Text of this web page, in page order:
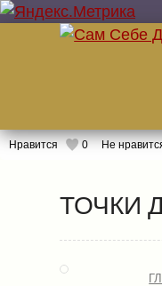
Нравится 0 Не
ТОЧКИ